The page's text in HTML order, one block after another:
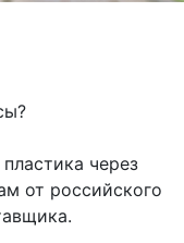
через
от российского